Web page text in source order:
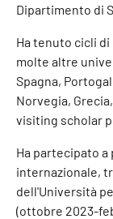
Dipartimento di
Ha tenuto cicli
molte altre
Spagna,
Norvegia,
visiting scholar
Ha partecipato
internazionale,
dell'Università
(ottobre 2023-